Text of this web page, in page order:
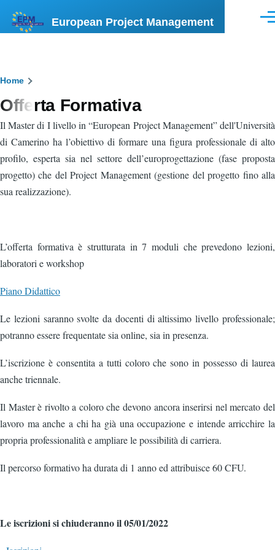
European Project Management
Briciole
di
pane
Home
Offerta Formativa
Il Master di I livello in “European Project Management” dell'Università
di Camerino ha l’obiettivo di formare una figura professionale di alto
profilo, esperta sia nel settore dell’europrogettazione (fase proposta
progetto) che del Project Management (gestione del progetto fino alla
sua realizzazione).
L’offerta formativa è strutturata in 7 moduli che prevedono lezioni,
laboratori e workshop
Piano Didattico
Le lezioni saranno svolte da docenti di altissimo livello professionale;
potranno essere frequentate sia online, sia in presenza.
L’iscrizione è consentita a tutti coloro che sono in possesso di laurea
anche triennale.
Il Master è rivolto a coloro che devono ancora inserirsi nel mercato del
lavoro ma anche a chi ha già una occupazione e intende arricchire la
propria professionalità e ampliare le possibilità di carriera.
Il percorso formativo ha durata di 1 anno ed attribuisce 60 CFU.
Le iscrizioni si chiuderanno il 05/01/2022